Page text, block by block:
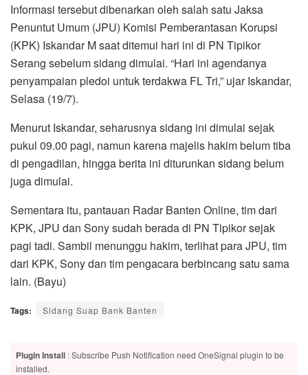
Informasi tersebut dibenarkan oleh salah satu Jaksa
Penuntut Umum (JPU) Komisi Pemberantasan Korupsi
(KPK) Iskandar M saat ditemui hari ini di PN Tipikor
Serang sebelum sidang dimulai. “Hari ini agendanya
penyampaian pledoi untuk terdakwa FL Tri,” ujar Iskandar,
Selasa (19/7).
Menurut Iskandar, seharusnya sidang ini dimulai sejak
pukul 09.00 pagi, namun karena majelis hakim belum tiba
di pengadilan, hingga berita ini diturunkan sidang belum
juga dimulai.
Sementara itu, pantauan Radar Banten Online, tim dari
KPK, JPU dan Sony sudah berada di PN Tipikor sejak
pagi tadi. Sambil menunggu hakim, terlihat para JPU, tim
dari KPK, Sony dan tim pengacara berbincang satu sama
lain. (Bayu)
Tags: Sidang Suap Bank Banten
Plugin Install : Subscribe Push Notification need OneSignal plugin to be
installed.